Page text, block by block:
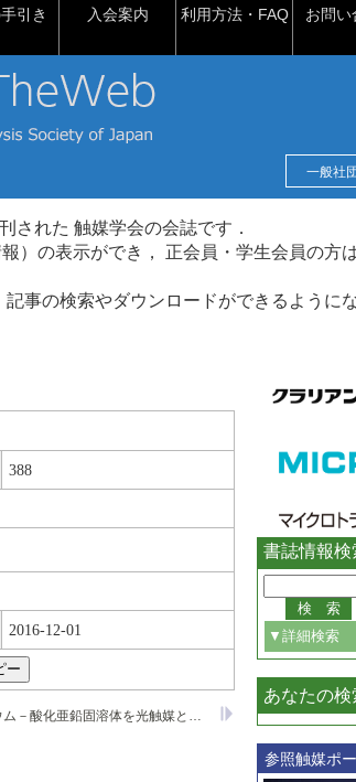
引き 入会案内 利用方法・FAQ お問い
一般社
された 触媒学会の会誌です．
）の表示ができ， 正会員・学生会員の方
事の検索やダウンロードができるように
388
2016-12-01
窒化ガリウム－酸化亜鉛固溶体を光触媒とした水の可視光完全分解反応
書誌情報検
▼詳細検索
巻・号指
あなたの検
参照触媒ポ